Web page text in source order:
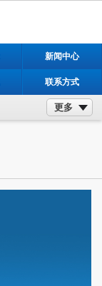
新闻中心
联系方式
更多